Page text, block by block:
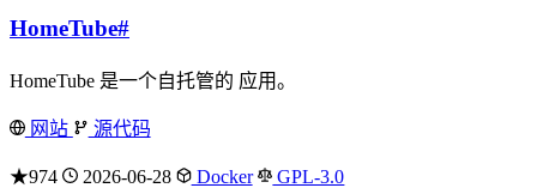
HomeTube#
HomeTube 是一个自托管的 应用。
网站 源代码
★974 2026-06-28 Docker GPL-3.0